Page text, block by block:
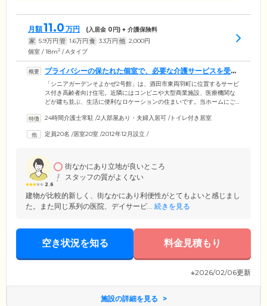
月額11.0 万円 (入居金 0円) + 介護保険料
家 5.9万円 管 1.6万円 食 3.3万円 他 2,000円
個室 / 18m2 / Aタイプ
プライバシーの保たれた個室で、必要な介護サービスを受け
ながら暮らせます
「シニアガーデンそよかぜ2号館」は、酒田市東両羽町に位置するサービ
ス付き高齢者向け住宅。近隣にはコンビニや大型商業施設、医療機関な
どが建ち並ぶ、生活に便利なロケーションの住まいです。当ホームにご
60歳未満の方。必要に応じた介護サービスを受けながら、ご自分のペー
室の個室をご用意。おひとりの時間を大切にできるだけでなく、ほかの
24時間介護士常駐 /2人部屋あり・夫婦入居可 /トイレ付き居室
定員20名 /居室20室 /2012年12月設立 /
2.6
街なかにあり立地が良いところ
スタッフの質がよくない
建物が比較的新しく、街なかにあり利便性がとてもよいと感じまし
た。また同じ系列の医院、デイサービ... 続きを見る
空き状況を知る 料金見積もり
※2026/02/06更新
施設の詳細を見る